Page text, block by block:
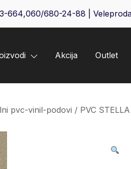
664,060/680-24-88 |
Akcija Outlet
pvc-vinil-podovi / PVC